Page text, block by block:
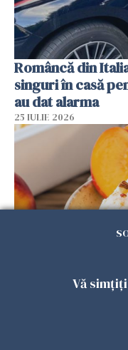
Româncă din
singuri în casă
au dat alarma
25 IULIE 2026
Înghețata de
cucerește vara.
câteva
Vă